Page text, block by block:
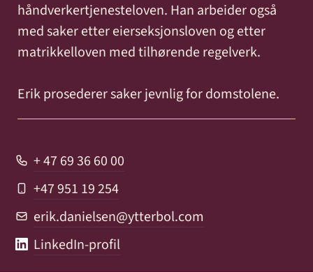
håndverkertjenesteloven. Han arbeider også
med saker etter eierseksjonsloven og etter
matrikkelloven med tilhørende regelverk.
Erik prosederer saker jevnlig for domstolene.
+ 47 69 36 60 00
+47 951 19 254
erik.danielsen@ytterbol.com
LinkedIn-profil